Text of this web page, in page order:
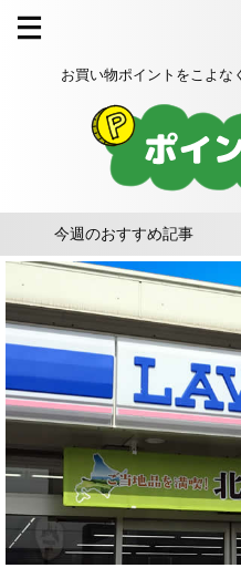
お買い物ポイントをこよな
今週のおすすめ記事